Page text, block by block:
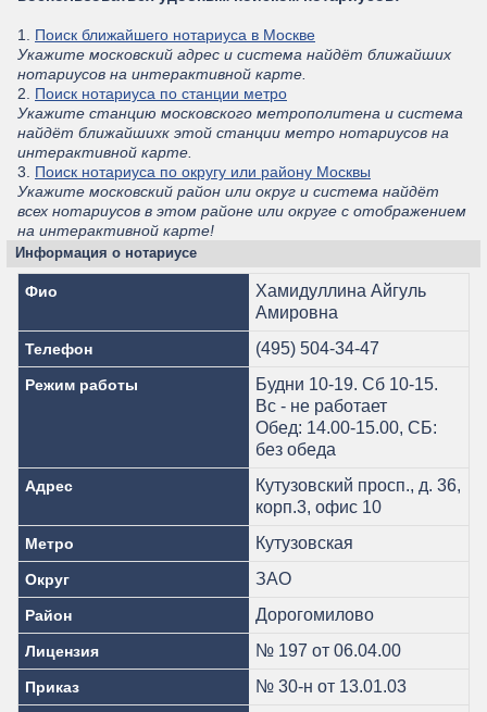
1. Поиск ближайшего нотариуса в Москве
Укажите московский адрес и система найдёт ближайших
нотариусов на интерактивной карте.
2. Поиск нотариуса по станции метро
Укажите станцию московского метрополитена и система
найдёт ближайшихк этой станции метро нотариусов на
интерактивной карте.
3. Поиск нотариуса по округу или району Москвы
Укажите московский район или округ и система найдёт
всех нотариусов в этом районе или округе с отображением
на интерактивной карте!
Информация о нотариусе
Фио
Хамидуллина Айгуль
Амировна
Телефон (495) 504-34-47
Режим работы
Будни 10-19. Сб 10-15.
Вс - не работает
Обед: 14.00-15.00, СБ:
без обеда
Адрес
Кутузовский просп., д. 36,
корп.3, офис 10
Метро Кутузовская
Округ ЗАО
Район Дорогомилово
Лицензия № 197 от 06.04.00
Приказ № 30-н от 13.01.03